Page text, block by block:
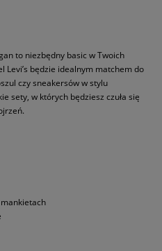
to niezbędny basic w Twoich
Levi’s będzie idealnym matchem do
czy sneakersów w stylu
sety, w których będziesz czuła się